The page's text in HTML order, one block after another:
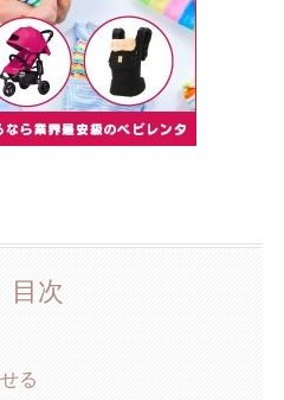
目次
る